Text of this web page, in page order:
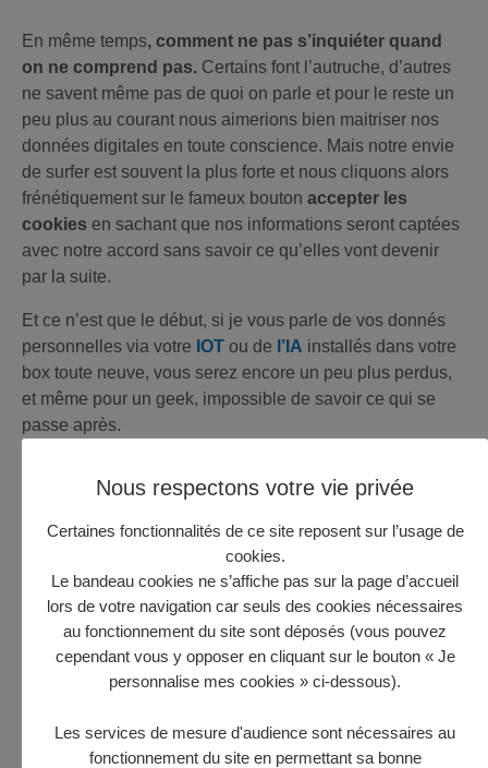
En même temps, comment ne pas s’inquiéter quand
on ne comprend pas. Certains font l’autruche, d’autres
ne savent même pas de quoi on parle et pour le reste un
peu plus au courant nous aimerions bien maitriser nos
données digitales en toute conscience. Mais notre envie
de surfer est souvent la plus forte et nous cliquons alors
frénétiquement sur le fameux bouton accepter les
cookies en sachant que nos informations seront captées
avec notre accord sans savoir ce qu’elles vont devenir
par la suite.
Et ce n’est que le début, si je vous parle de vos donnés
personnelles via votre IOT ou de l’IA installés dans votre
box toute neuve, vous serez encore un peu plus perdus,
et même pour un geek, impossible de savoir ce qui se
passe après.
Intelligence artificielle et
données personnelles.
La législation européenne est très en retardmême si
un règlement européen sur l’IA est en préparation depuis
2021. Mais la technologie et l’innovation iront toujours
plus vite que le législateur.
Il n’y a qu’à voir les trottinettes qui envahissent nos villes
sans cadre réglementaire ou encore les nouveaux drones
autonomes déjà capables de prouesses mais bloqués
Nous respectons votre vie privée
Certaines fonctionnalités de ce site reposent sur l’usage de
cookies.
Le bandeau cookies ne s’affiche pas sur la page d’accueil
lors de votre navigation car seuls des cookies nécessaires
au fonctionnement du site sont déposés (vous pouvez
cependant vous y opposer en cliquant sur le bouton « Je
personnalise mes cookies » ci-dessous).
Les services de mesure d'audience sont nécessaires au
fonctionnement du site en permettant sa bonne